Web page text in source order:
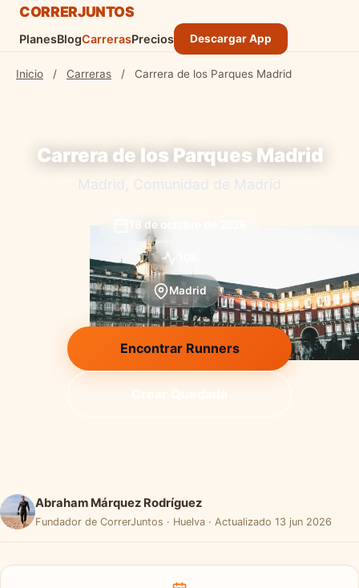
CORRERJUNTOS
PlanesBlogCarrerasPrecios Descargar App
Inicio / Carreras / Carrera de los Parques Madrid
Carrera de los Parques Madrid
Madrid, Comunidad de Madrid
18 de octubre de 2026
Madrid
Encontrar Runners
Abraham Márquez Rodríguez
Fundador de CorrerJuntos · Huelva · Actualizado 13 jun 2026